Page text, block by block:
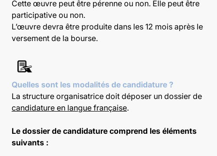
Cette œuvre peut être pérenne ou non. Elle peut être
participative ou non.
L’œuvre devra être produite dans les 12 mois après le
versement de la bourse.
Quelles sont les modalités de candidature ?
La structure organisatrice doit déposer un dossier de
candidature en langue française.
Le dossier de candidature comprend les éléments
suivants :